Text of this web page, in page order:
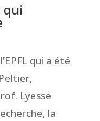
qui
qui a été
Lyesse
la